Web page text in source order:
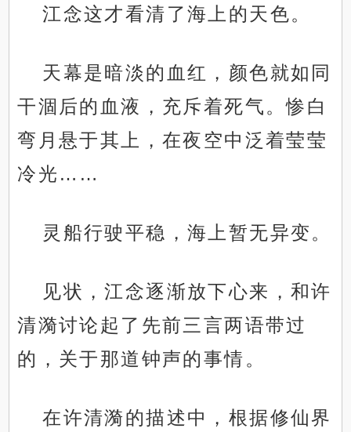
江念这才看清了海上的天色。
天幕是暗淡的血红，颜色就如同
干涸后的血液，充斥着死气。惨白
弯月悬于其上，在夜空中泛着莹莹
冷光……
灵船行驶平稳，海上暂无异变。
见状，江念逐渐放下心来，和许
清漪讨论起了先前三言两语带过
的，关于那道钟声的事情。
在许清漪的描述中，根据修仙界